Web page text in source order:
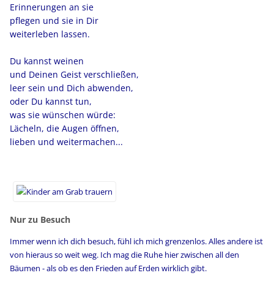
Erinnerungen an sie
pflegen und sie in Dir
weiterleben lassen.
Du kannst weinen
und Deinen Geist verschließen,
leer sein und Dich abwenden,
oder Du kannst tun,
was sie wünschen würde:
Lächeln, die Augen öffnen,
lieben und weitermachen...
Nur zu Besuch
Immer wenn ich dich besuch, fühl ich mich grenzenlos. Alles andere ist
von hieraus so weit weg. Ich mag die Ruhe hier zwischen all den
Bäumen - als ob es den Frieden auf Erden wirklich gibt.